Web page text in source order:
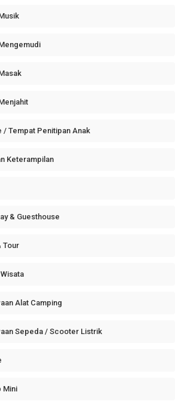
Tempat Penitipan Anak
Keterampilan
& Guesthouse
Tour
Alat Camping
Sepeda / Scooter Listrik
Mini